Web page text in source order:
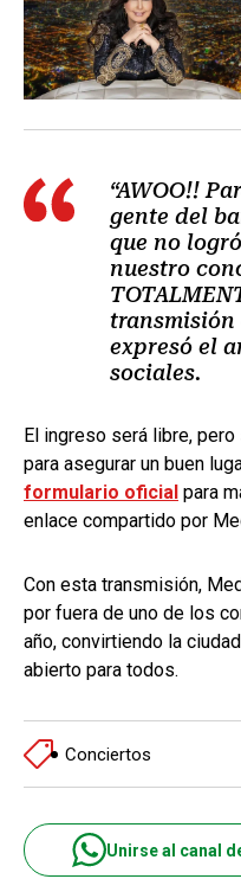
“AWOO!!
gente del
que no
nuestro
transmisión
expresó el
sociales.
El ingreso será libre,
para asegurar un buen
formulario oficial para
enlace compartido por
Con esta transmisión,
por fuera de uno de los
año, convirtiendo la
abierto para todos.
Conciertos
Unirse al canal